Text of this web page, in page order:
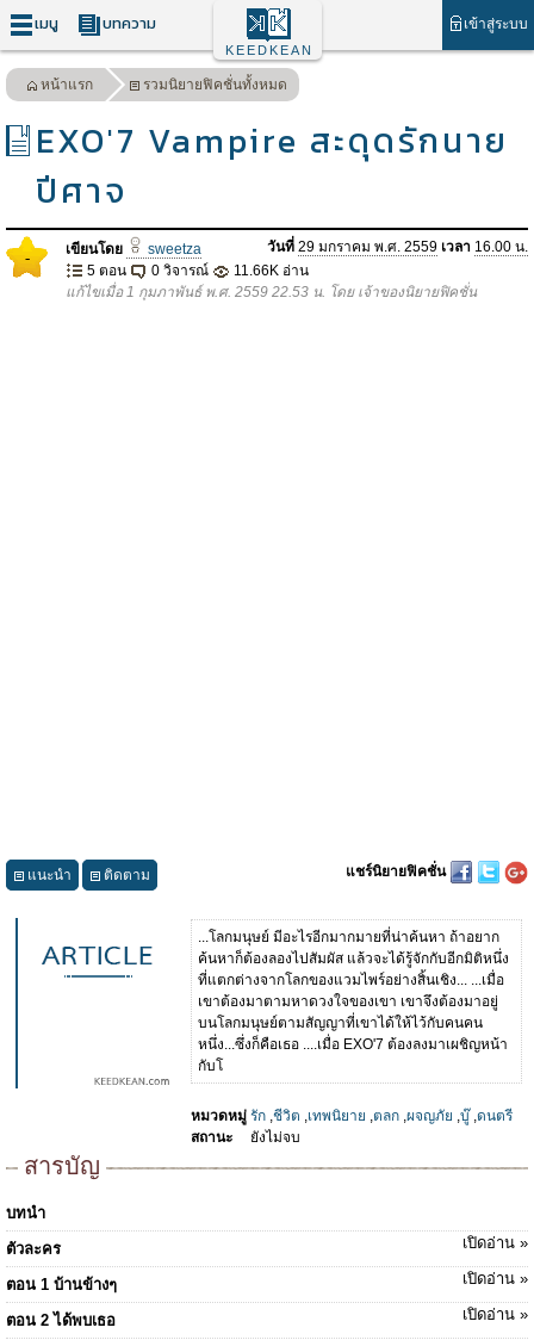
เมนู บทความ เข้าสู่ระบบ
KEEDKEAN
หน้าแรก รวมนิยายฟิคชั่นทั้งหมด
EXO'7 Vampire สะดุดรักนาย
ปีศาจ
- เขียนโดย sweetza วันที่ 29 มกราคม พ.ศ. 2559 เวลา 16.00 น.
5 ตอน
0 วิจารณ์
11.66K อ่าน
แก้ไขเมื่อ 1 กุมภาพันธ์ พ.ศ. 2559 22.53 น. โดย เจ้าของนิยายฟิคชั่น
แนะนำ ติดตาม แชร์นิยายฟิคชั่น
...โลกมนุษย์ มีอะไรอีกมากมายที่น่าค้นหา ถ้าอยาก
ค้นหาก็ต้องลองไปสัมผัส แล้วจะได้รู้จักกับอีกมิติหนึ่ง
ที่แตกต่างจากโลกของแวมไพร์อย่างสิ้นเชิง... ...เมื่อ
เขาต้องมาตามหาดวงใจของเขา เขาจึงต้องมาอยู่
บนโลกมนุษย์ตามสัญญาที่เขาได้ให้ไว้กับคนคน
หนึ่ง...ซึ่งก็คือเธอ ....เมื่อ EXO'7 ต้องลงมาเผชิญหน้า
กับโ
หมวดหมู่ รัก ,ชีวิต ,เทพนิยาย ,ตลก ,ผจญภัย ,บู๊,ดนตรี
สถานะ
ยังไม่จบ
สารบัญ
บทนำ
ตัวละคร
เปิดอ่าน »
ตอน 1 บ้านข้างๆ เปิดอ่าน »
ตอน 2 ได้พบเธอ เปิดอ่าน »